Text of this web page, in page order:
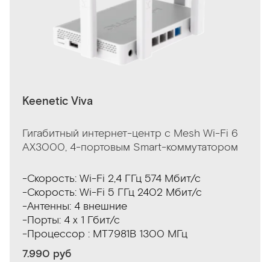
Keenetic Viva
Гигабитный интернет-центр с Mesh Wi-Fi 6
AX3000, 4-портовым Smart-коммутатором
-Скорость: Wi-Fi 2,4 ГГц 574 Мбит/с
-Скорость: Wi-Fi 5 ГГц 2402 Мбит/с
-Антенны: 4 внешние
-Порты: 4 x 1 Гбит/с
-Процессор : MT7981B 1300 МГц
7.990 руб